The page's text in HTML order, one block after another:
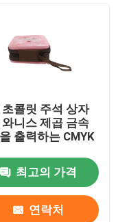
초콜릿 주석 상자
와니스 제곱 금속
출력하는 CMYK
최고의 가격
연락처